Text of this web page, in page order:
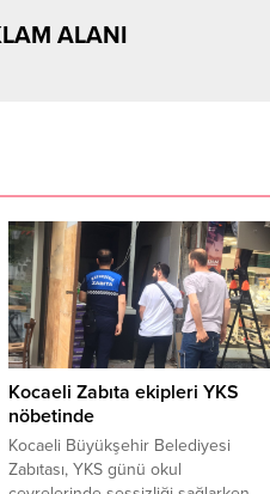
ALANI
Kocaeli Zabıta ekipleri YKS
nöbetinde
Kocaeli Büyükşehir Belediyesi
Zabıtası, YKS günü okul